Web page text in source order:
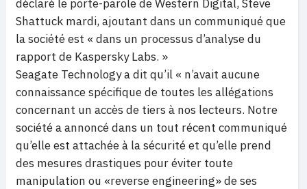
déclaré le porte-parole de Western Digital, Steve
Shattuck mardi, ajoutant dans un communiqué que
la société est « dans un processus d’analyse du
rapport de Kaspersky Labs. »
Seagate Technology a dit qu’il « n’avait aucune
connaissance spécifique de toutes les allégations
concernant un accès de tiers à nos lecteurs. Notre
société a annoncé dans un tout récent communiqué
qu’elle est attachée à la sécurité et qu’elle prend
des mesures drastiques pour éviter toute
manipulation ou «reverse engineering» de ses